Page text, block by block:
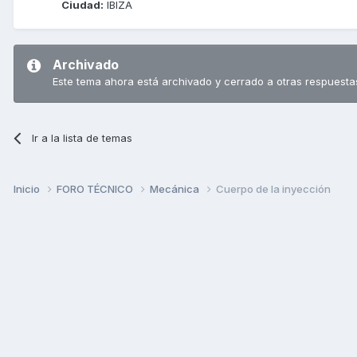
Ciudad: IBIZA
Archivado
Este tema ahora está archivado y cerrado a otras
Ir a la lista de temas
Inicio FORO TÉCNICO Mecánica Cuerpo de la inyección